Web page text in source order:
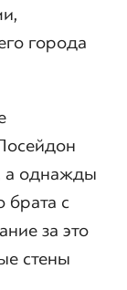
города
а однажды
брата с
за это
стены